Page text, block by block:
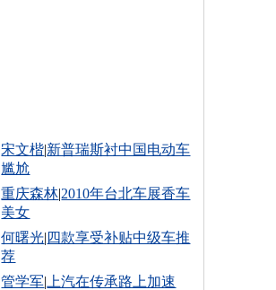
宋文楷|新普瑞斯衬中国电动车
尴尬
重庆森林|2010年台北车展香车
美女
何曙光| 四款享受补贴中级车推
荐
管学军| 上汽在传承路上加速